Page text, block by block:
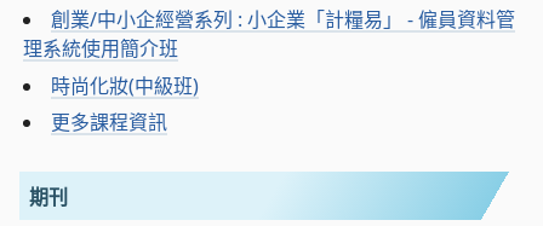
創業/中小企經營系列 : 小企業「計糧易」 - 僱員資料管
理系統使用簡介班
時尚化妝(中級班)
更多課程資訊
期刊